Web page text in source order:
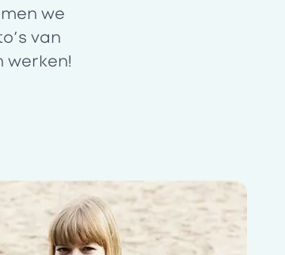
we
van
werken!